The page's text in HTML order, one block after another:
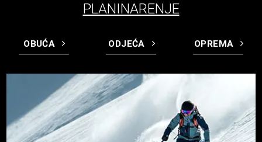
PLANINARENJE
OBUĆA ODJEĆA OPREMA